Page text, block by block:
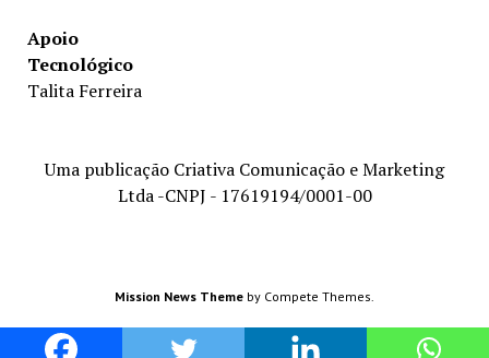
Apoio
Tecnológico
Talita Ferreira
Uma publicação Criativa Comunicação e Marketing
Ltda -CNPJ - 17619194/0001-00
Mission News Theme by Compete Themes.